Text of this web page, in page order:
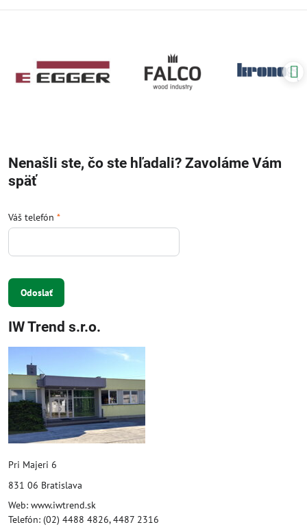
Nenašli ste, čo ste hľadali? Zavoláme Vám
späť
Váš telefón *
Odoslať
IW Trend s.r.o.
Pri Majeri 6
831 06 Bratislava
Web: www.iwtrend.sk
Telefón: (02) 4488 4826, 4487 2316